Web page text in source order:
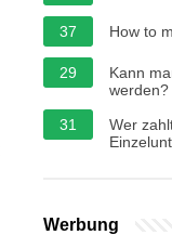
37 How to
29
Kann
werden?
31
Wer
Werbung